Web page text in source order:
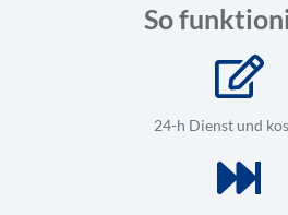
So
24-h Dienst und